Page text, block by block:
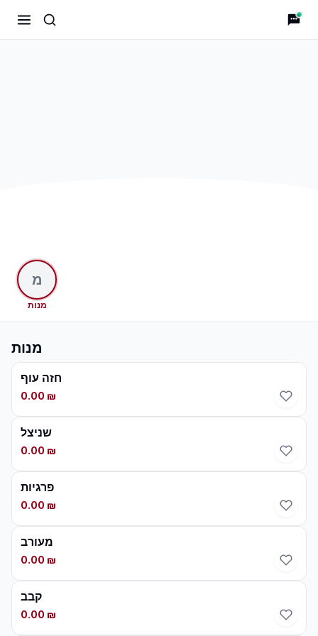
מ
מנות
מנות
חזה עוף
0.00 ₪
שניצל
0.00 ₪
פרגיות
0.00 ₪
מעורב
0.00 ₪
קבב
0.00 ₪